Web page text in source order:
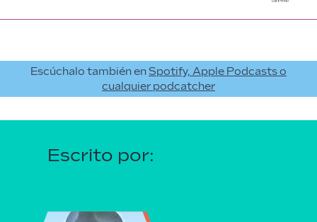
Escúchalo también en Spotify, Apple Podcasts o
cualquier podcatcher
Escrito por: